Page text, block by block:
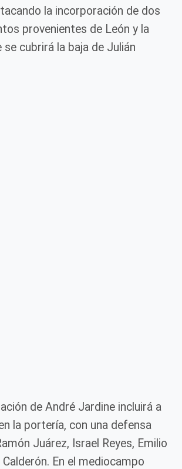
la incorporación de dos
provenientes de León y la
se cubrirá la baja de Julián
de André Jardine incluirá a
la portería, con una defensa
Juárez, Israel Reyes, Emilio
En el mediocampo